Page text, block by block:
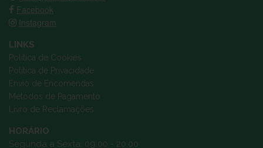
Facebook
Instagram
LINKS
Política de Cookies
Política de Privacidade
Envio de Encomendas
Métodos de Pagamento
Livro de Reclamações
HORÁRIO
Segunda a Sexta: 09:00 - 20:00